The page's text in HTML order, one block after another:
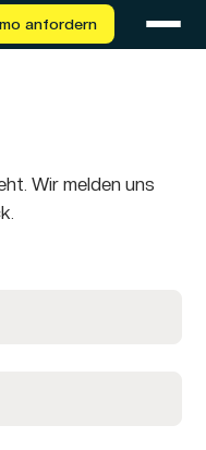
anfordern
Wir melden uns